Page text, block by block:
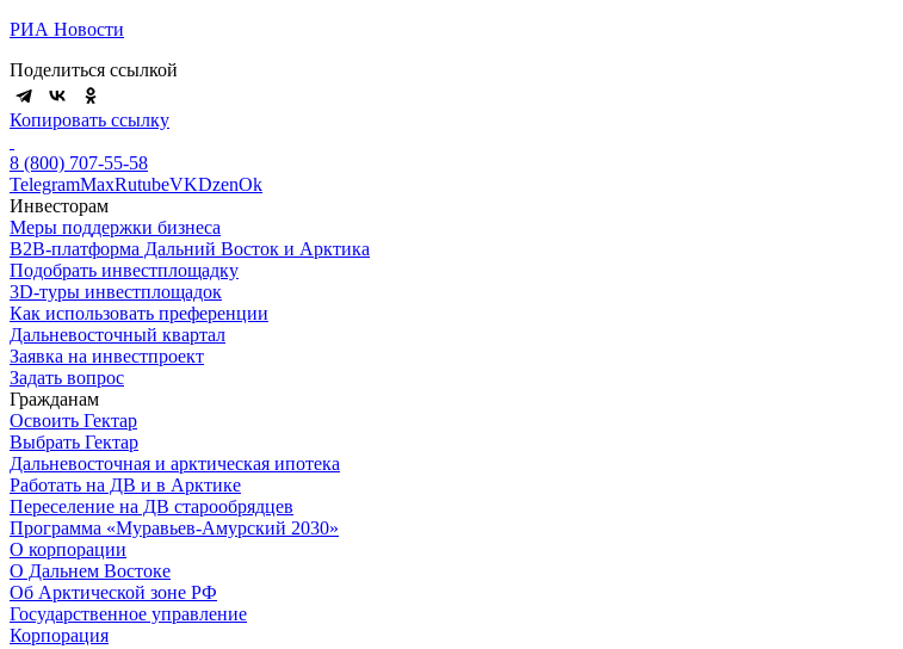
РИА Новости
Поделиться ссылкой
Копировать ссылку
8 (800) 707-55-58
TelegramMaxRutubeVKDzenOk
Инвесторам
Меры поддержки бизнеса
B2B-платформа Дальний Восток и Арктика
Подобрать инвестплощадку
3D-туры инвестплощадок
Как использовать преференции
Дальневосточный квартал
Заявка на инвестпроект
Задать вопрос
Гражданам
Освоить Гектар
Выбрать Гектар
Дальневосточная и арктическая ипотека
Работать на ДВ и в Арктике
Переселение на ДВ старообрядцев
Программа «Муравьев-Амурский 2030»
О корпорации
О Дальнем Востоке
Об Арктической зоне РФ
Государственное управление
Корпорация